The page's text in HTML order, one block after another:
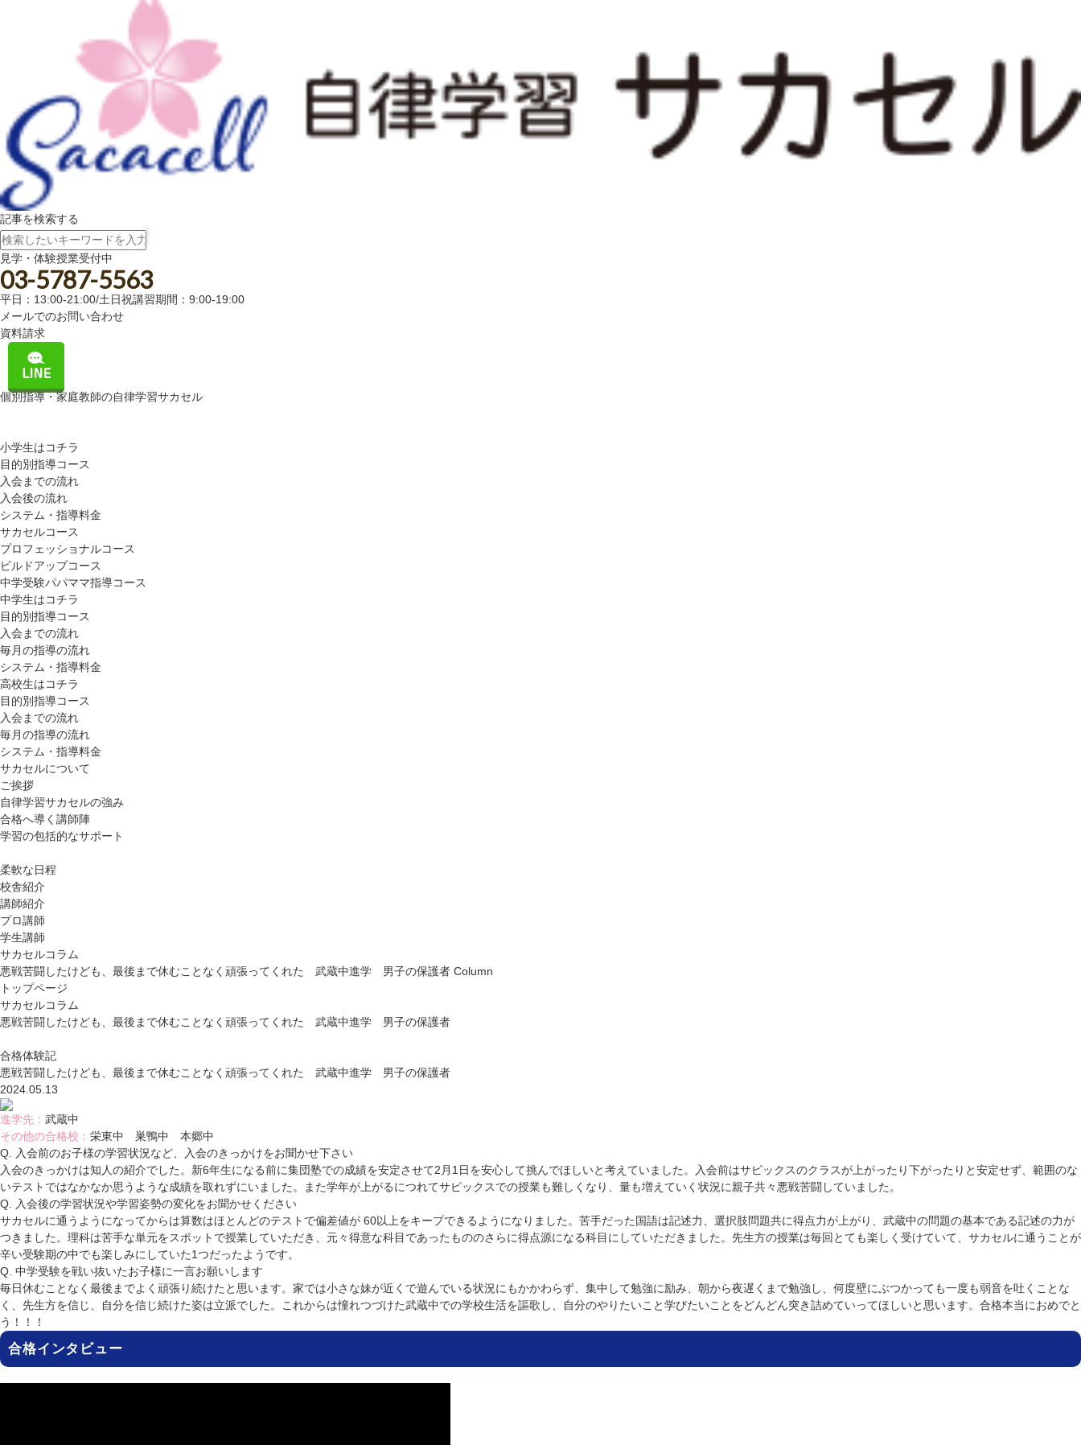
記事を検索する
見学・体験授業受付中
03-5787-5563
平日：13:00-21:00/土日祝講習期間：9:00-19:00
メールでのお問い合わせ
資料請求
個別指導・家庭教師の自律学習サカセル
小学生はコチラ
目的別指導コース
入会までの流れ
入会後の流れ
システム・指導料金
サカセルコース
プロフェッショナルコース
ビルドアップコース
中学受験パパママ指導コース
中学生はコチラ
目的別指導コース
入会までの流れ
毎月の指導の流れ
システム・指導料金
高校生はコチラ
目的別指導コース
入会までの流れ
毎月の指導の流れ
システム・指導料金
サカセルについて
ご挨拶
自律学習サカセルの強み
合格へ導く講師陣
学習の包括的なサポート
柔軟な日程
校舎紹介
講師紹介
プロ講師
学生講師
サカセルコラム
悪戦苦闘したけども、最後まで休むことなく頑張ってくれた 武蔵中進学 男子の保護者 Column
トップページ
サカセルコラム
悪戦苦闘したけども、最後まで休むことなく頑張ってくれた 武蔵中進学 男子の保護者
合格体験記
悪戦苦闘したけども、最後まで休むことなく頑張ってくれた 武蔵中進学 男子の保護者
2024.05.13
進学先 ： 武蔵中
その他の合格校 ： 栄東中 巣鴨中 本郷中
Q. 入会前のお子様の学習状況など、入会のきっかけをお聞かせ下さい
入会のきっかけは知人の紹介でした。新6年生になる前に集団塾での成績を安定させて2月1日を安心して挑んでほしいと考えていました。入会前はサピックスのクラスが上がったり下がったりと安定せず、範囲のな
いテストではなかなか思うような成績を取れずにいました。また学年が上がるにつれてサピックスでの授業も難しくなり、量も増えていく状況に親子共々悪戦苦闘していました。
Q. 入会後の学習状況や学習姿勢の変化をお聞かせください
サカセルに通うようになってからは算数はほとんどのテストで偏差値が 60以上をキープできるようになりました。苦手だった国語は記述力、選択肢問題共に得点力が上がり、武蔵中の問題の基本である記述の力が
つきました。理科は苦手な単元をスポットで授業していただき、元々得意な科目であったもののさらに得点源になる科目にしていただきました。先生方の授業は毎回とても楽しく受けていて、サカセルに通うことが
辛い受験期の中でも楽しみにしていた1つだったようです。
Q. 中学受験を戦い抜いたお子様に一言お願いします
毎日休むことなく最後までよく頑張り続けたと思います。家では小さな妹が近くで遊んでいる状況にもかかわらず、集中して勉強に励み、朝から夜遅くまで勉強し、何度壁にぶつかっても一度も弱音を吐くことな
く、先生方を信じ、自分を信じ続けた姿は立派でした。これからは憧れつづけた武蔵中での学校生活を謳歌し、自分のやりたいこと学びたいことをどんどん突き詰めていってほしいと思います。合格本当におめでと
う！！！
合格インタビュー